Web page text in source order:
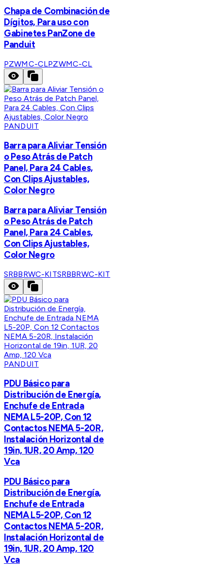
Chapa de Combinación de
Dígitos, Para uso con
Gabinetes PanZone de
Panduit
PZWMC-CLPZWMC-CL
PANDUIT
Barra para Aliviar Tensión
o Peso Atrás de Patch
Panel, Para 24 Cables,
Con Clips Ajustables,
Color Negro
Barra para Aliviar Tensión
o Peso Atrás de Patch
Panel, Para 24 Cables,
Con Clips Ajustables,
Color Negro
SRBBRWC-KITSRBBRWC-KIT
PANDUIT
PDU Básico para
Distribución de Energía,
Enchufe de Entrada
NEMA L5-20P, Con 12
Contactos NEMA 5-20R,
Instalación Horizontal de
19in, 1UR, 20 Amp, 120
Vca
PDU Básico para
Distribución de Energía,
Enchufe de Entrada
NEMA L5-20P, Con 12
Contactos NEMA 5-20R,
Instalación Horizontal de
19in, 1UR, 20 Amp, 120
Vca